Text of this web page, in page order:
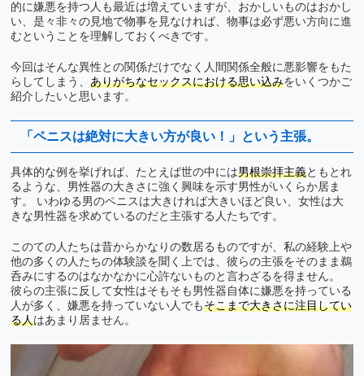
的に嫌悪を持つ人も最近は増えていますが、おかしいものはおかし
い、是々非々の見地で物事を見なければ、物事は必ず悪い方向に進
むということを理解しておくべきです。
今回はそんな異性との関係だけでなく人間関係全般に悪影響をもた
らしてしまう、 ありがちなセックスにおける思い込みをいくつかご
紹介したいと思います。
「ペニスは絶対に大きい方が良い！」という主張。
具体的な例を挙げれば、たとえば世の中には男根崇拝主義ともとれ
るような、男性器の大きさに強く興味を示す男性がいくらか居ま
す。 いわゆる男のペニスは大きければ大きいほど良い、女性は大
きな男性器を求めているのだと主張する人たちです。
このての人たちは昔からかなりの数居るものですが、私の経験上や
他の多くの人たちの体験談を聞く上では、彼らの主張をそのまま鵜
呑みにするのはなかなかに心許ないものと言わざるを得ません。
彼らの主張に反して女性はそもそも男性器自体に嫌悪を持っている
人が多く、嫌悪を持っていない人でもそこまで大きさに注目してい
る人はあまり居ません。